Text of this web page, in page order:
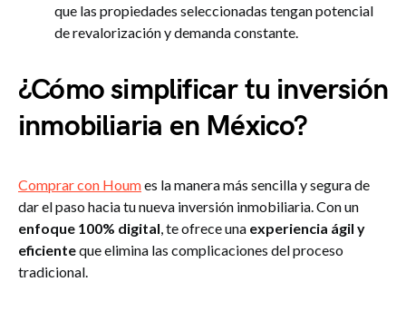
que las propiedades seleccionadas tengan potencial
de revalorización y demanda constante.
¿Cómo simplificar tu inversión
inmobiliaria en México?
Comprar con Houmes la manera más sencilla y segura de
dar el paso hacia tu nueva inversión inmobiliaria. Con un
enfoque 100% digital, te ofrece una experiencia ágil y
eficienteque elimina las complicaciones del proceso
tradicional.